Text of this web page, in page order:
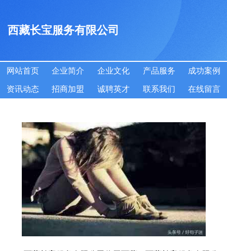
西藏长宝服务有限公司
网站首页 企业简介 企业文化 产品服务 成功案例
资讯动态 招商加盟 诚聘英才 联系我们 在线留言